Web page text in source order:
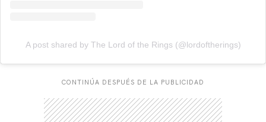
A post shared by The Lord of the Rings (@lordoftherings)
CONTINÚA DESPUÉS DE LA PUBLICIDAD